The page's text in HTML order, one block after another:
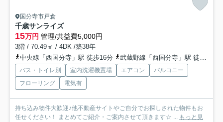
国分寺市戸倉
千歳サンライズ
15万円 管理/共益費5,000円
3階 / 70.49㎡ / 4DK /築38年
中央線「西国分寺」駅 徒歩16分
武蔵野線「西国分寺」駅 徒歩16分
バス・トイレ別 室内洗濯機置場 エアコン
バルコニー
フローリング
電気有
持ち込み物件大歓迎♪他不動産サイトやご自分でお探しされた物件もお
任せください！ まとめてご紹介・ご案内させて頂きます☆ ... もっと見